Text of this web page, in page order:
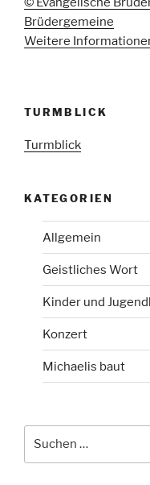
Brüdergemeine
Weitere
TURMBLICK
Turmblick
KATEGORIEN
Allgemein
Geistliches Wort
Kinder und
Konzert
Michaelis baut